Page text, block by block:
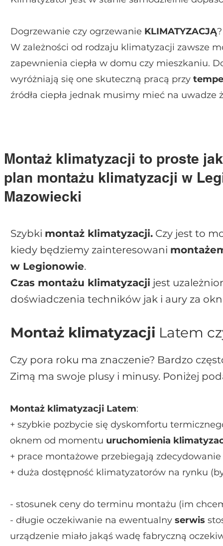
Dogrzewanie czy ogrzewanie KLIMATYZACJĄ?
W zależności od rodzaju klimatyzacji zawsze
zapewnienia ciepła w domu czy mieszkaniu.
wyróżniają się one skuteczną pracą przy
źródła ciepła jednak musimy mieć na uwadze
Montaż klimatyzacji to proste
plan montażu klimatyzacji w
Mazowiecki
Szybki montaż klimatyzacji. Czy jest to
kiedy będziemy zainteresowani
w Legionowie.
Czas montażu klimatyzacji jest
doświadczenia techników jak i aury za
Montaż klimatyzacji Latem
Czy pora roku ma znaczenie? Bardzo
Zimą ma swoje plusy i minusy. Poniżej
Montaż klimatyzacji Latem:
+ szybkie pozbycie się dyskomfortu
oknem od momentu uruchomienia
+ prace montażowe przebiegają
+ duża dostępność klimatyzatorów na rynku
- stosunek ceny do terminu montażu (im
- długie oczekiwanie na ewentualny serwis
urządzenie miało jakąś wadę fabryczną